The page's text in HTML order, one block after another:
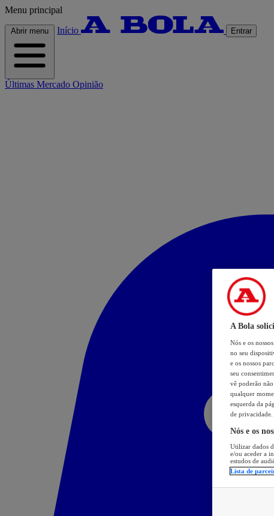
Menu principal
Abrir menu Início Entrar
Últimas Mercado Opinião
A Bola
Nós e os nossos
no seu
e os nossos
seu
vê poderão
qualquer
esquerda da
de privacidade.
Nós e os
Utilizar dados
e/ou aceder a
estudos de
Lista de